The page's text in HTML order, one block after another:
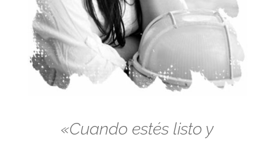
«Cuando estés listo y